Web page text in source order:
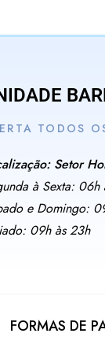
TODOS
Setor
à Sexta: 06h
e Domingo:
09h às 23h
FORMAS DE